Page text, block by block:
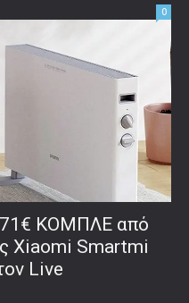
0
ΚΟΜΠΛΕ από
Xiaomi Smartmi
Live